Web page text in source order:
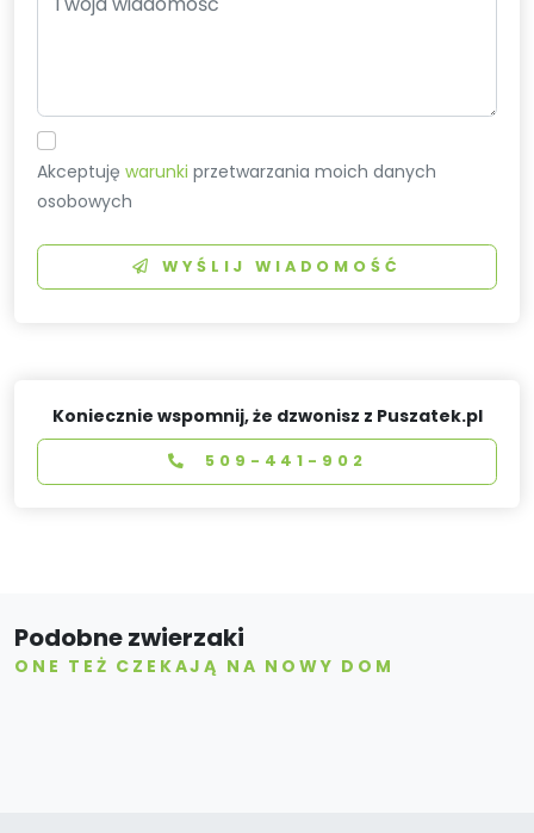
Akceptujęwarunki przetwarzania moich danych
osobowych
WYŚLIJ WIADOMOŚĆ
Koniecznie wspomnij, że dzwonisz z Puszatek.pl
509-441-902
Podobne zwierzaki
ONE TEŻ CZEKAJĄ NA NOWY DOM